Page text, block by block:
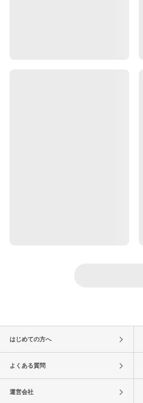
はじめての方へ
よくある質問
運営会社